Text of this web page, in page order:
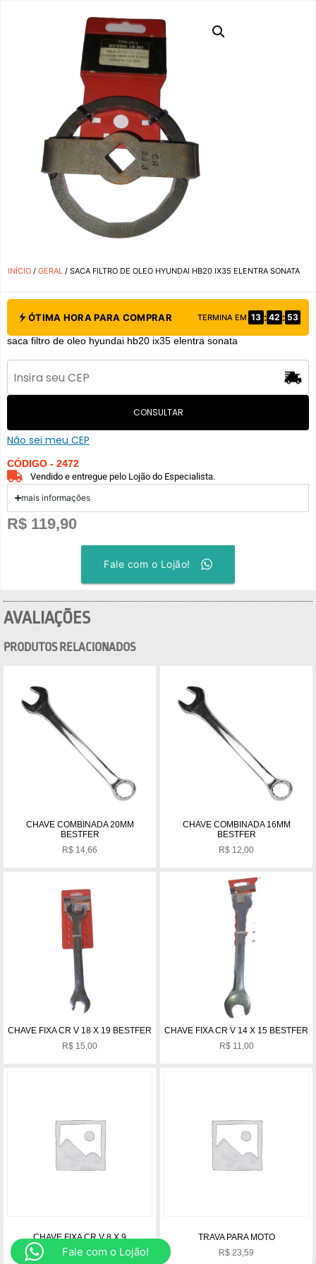
INÍCIO / GERAL / SACA FILTRO DE OLEO HYUNDAI HB20 IX35 ELENTRA SONATA
ÓTIMA HORA PARA COMPRAR TERMINA EM 13 : 42 : 53
saca filtro de oleo hyundai hb20 ix35 elentra sonata
CONSULTAR
Não sei meu CEP
CÓDIGO - 2472
Vendido e entregue pelo Lojão do Especialista.
mais informações
R$ 119,90
Fale com o Lojão!
AVALIAÇÕES
PRODUTOS RELACIONADOS
CHAVE COMBINADA 20MM
BESTFER
R$ 14,66
CHAVE COMBINADA 16MM
BESTFER
R$ 12,00
CHAVE FIXA CR V 18 X 19 BESTFER
R$ 15,00
CHAVE FIXA CR V 14 X 15 BESTFER
R$11,00
CHAVE FIXA CR V 8 X 9
R$ 3,97
TRAVA PARA MOTO
R$ 23,59
Fale com o Lojão!